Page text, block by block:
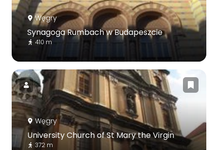
Węgry
Synagoga Rumbach w Budapeszcie
410 m
Węgry
University Church of St Mary the Virgin
372 m